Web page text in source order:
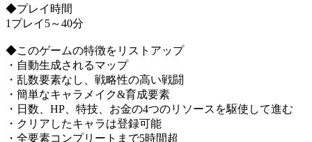
◆プレイ時間
1プレイ5～40分
◆このゲームの特徴をリストアップ
・自動生成されるマップ
・乱数要素なし、戦略性の高い戦闘
・簡単なキャラメイク&育成要素
・日数、HP、特技、お金の4つのリソースを駆使して進む
・クリアしたキャラは登録可能
・全要素コンプリートまで5時間超